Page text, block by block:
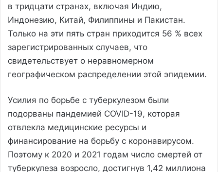
в тридцати странах, включая Индию,
Индонезию, Китай, Филиппины и Пакистан.
Только на эти пять стран приходится 56 % всех
зарегистрированных случаев, что
свидетельствует о неравномерном
географическом распределении этой эпидемии.
Усилия по борьбе с туберкулезом были
подорваны пандемией COVID-19, которая
отвлекла медицинские ресурсы и
финансирование на борьбу с коронавирусом.
Поэтому к 2020 и 2021 годам число смертей от
туберкулеза возросло, достигнув 1,42 миллиона